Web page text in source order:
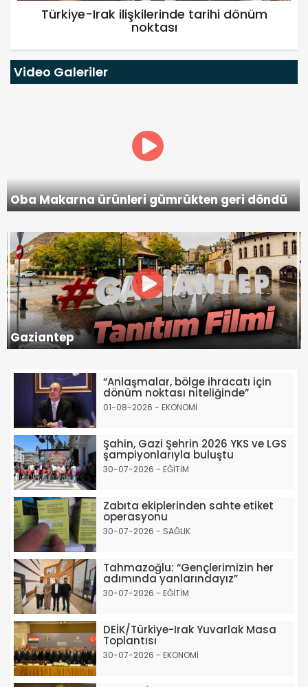
Türkiye-Irak ilişkilerinde tarihi dönüm
noktası
Video Galeriler
Oba Makarna ürünleri gümrükten geri döndü
Gaziantep
“Anlaşmalar, bölge ihracatı için
dönüm noktası niteliğinde”
01-08-2026 - EKONOMİ
Şahin, Gazi Şehrin 2026 YKS ve LGS
şampiyonlarıyla buluştu
30-07-2026 - EĞİTİM
Zabıta ekiplerinden sahte etiket
operasyonu
30-07-2026 - SAĞLIK
Tahmazoğlu: “Gençlerimizin her
adımında yanlarındayız”
30-07-2026 - EĞİTİM
DEİK/Türkiye-Irak Yuvarlak Masa
Toplantısı
30-07-2026 - EKONOMİ